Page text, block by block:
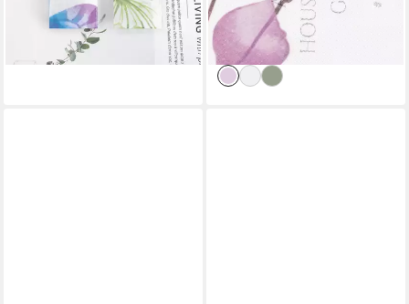
lieferbar - in 3-4 Werktagen bei dir
ab 38,21 €
lieferbar - in 3-4 Werktagen bei dir